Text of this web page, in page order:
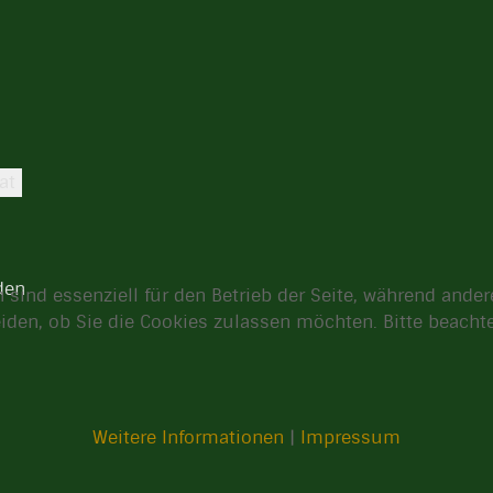
essenziell für den Betrieb der Seite, während
ob Sie die Cookies zulassen möchten. Bitte
Weitere Informationen | Impressum